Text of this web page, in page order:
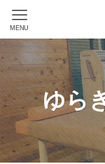
MENU
ゆら